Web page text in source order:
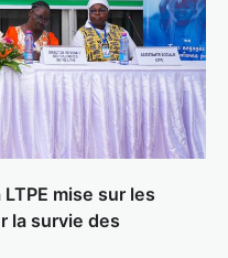
mise sur les
la survie des